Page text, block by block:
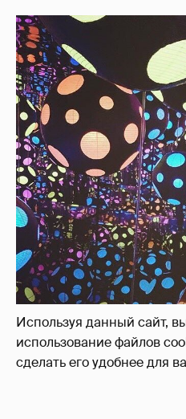
Используя данный сайт,
использование файлов
сделать его удобнее для